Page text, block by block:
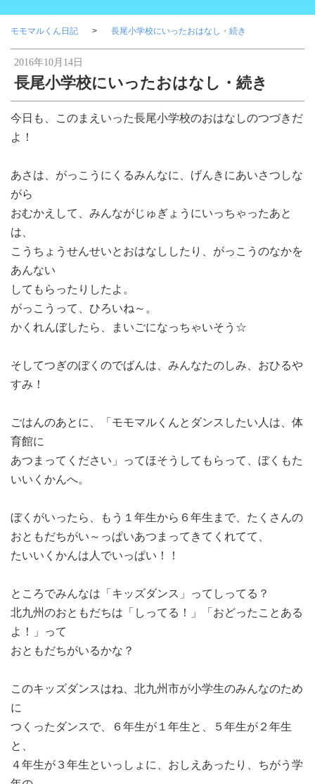
モモマルくん日記 長尾小学校にいったおはなし・続き
2016年10月14日
長尾小学校にいったおはなし・続き
今日も、このまえいった長尾小学校のおはなしのつづきだ
よ！
あさは、がっこうにくるみんなに、げんきにあいさつしな
がら
おむかえして、みんながじゅぎょうにいっちゃったあと
は、
こうちょうせんせいとおはなししたり、がっこうのなかを
あんない
してもらったりしたよ。
がっこうって、ひろいね～。
かくれんぼしたら、まいごになっちゃいそう☆
そしてつぎのぼくのでばんは、みんなたのしみ、おひるや
すみ！
ごはんのあとに、「モモマルくんとダンスしたい人は、体
育館に
あつまってください」ってほそうしてもらって、ぼくもた
いいくかんへ。
ぼくがいったら、もう１年生から６年生まで、たくさんの
おともだちがい～っぱいあつまってきてくれてて、
たいいくかんは人でいっぱい！！
ところでみんなは「キッズダンス」ってしってる？
北九州のおともだちは「しってる！」「おどったことある
よ！」って
おともだちがいるかな？
このキッズダンスはね、北九州市が小学生のみんなのため
に
つくったダンスで、６年生が１年生と、５年生が２年生
と、
４年生が３年生といっしょに、おしえあったり、ちがう学